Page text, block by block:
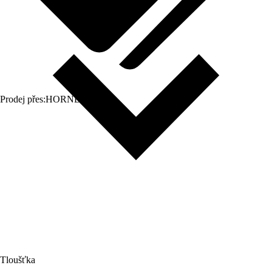
Prodej přes:HORNBACH
Tloušťka